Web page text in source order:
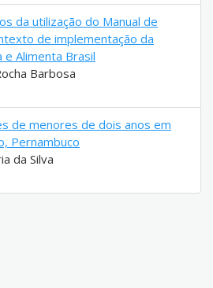
da utilização do Manual de
de implementação da
Alimenta Brasil
Barbosa
de menores de dois anos em
Pernambuco
da Silva